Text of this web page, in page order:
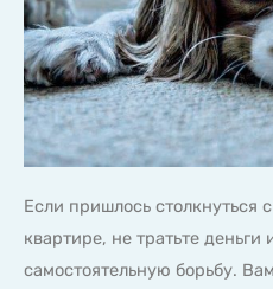
Если пришлось столкнуться
квартире, не тратьте деньги
самостоятельную борьбу.